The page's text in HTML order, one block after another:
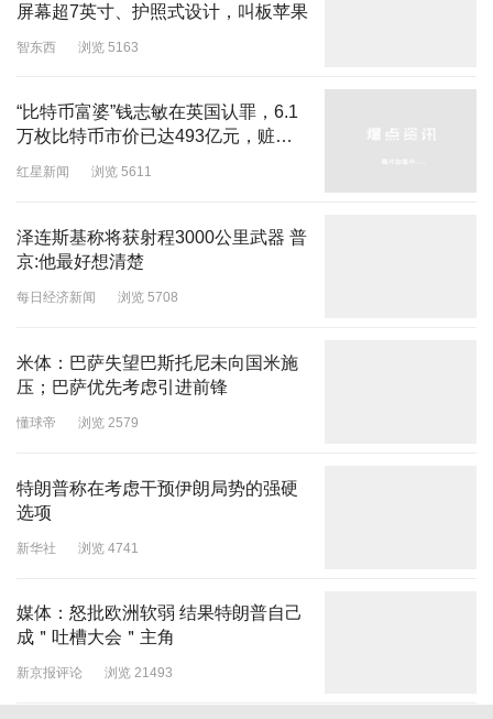
屏幕超7英寸、护照式设计，叫板苹果
智东西 浏览 5163
“比特币富婆”钱志敏在英国认罪，6.1
万枚比特币市价已达493亿元，赃款
红星新闻 浏览 5611
泽连斯基称将获射程3000公里武器 普
京:他最好想清楚
每日经济新闻 浏览 5708
米体：巴萨失望巴斯托尼未向国米施
压；巴萨优先考虑引进前锋
懂球帝 浏览 2579
特朗普称在考虑干预伊朗局势的强硬
选项
新华社 浏览 4741
媒体：怒批欧洲软弱 结果特朗普自己
成＂吐槽大会＂主角
新京报评论 浏览 21493